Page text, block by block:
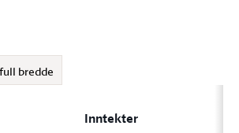
bredde
Inntekter